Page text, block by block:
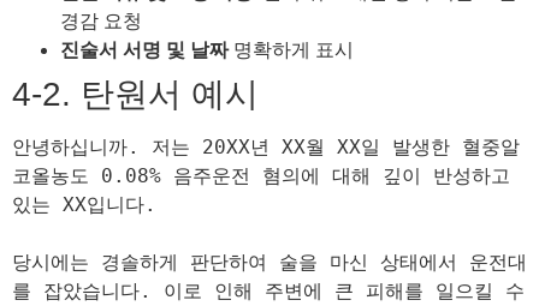
경감 요청
진술서 서명 및 날짜명확하게 표시
4-2. 탄원서 예시
안녕하십니까. 저는 20XX년 XX월 XX일 발생한 혈중알
코올농도 0.08% 음주운전 혐의에 대해 깊이 반성하고
있는 XX입니다.
당시에는 경솔하게 판단하여 술을 마신 상태에서 운전대
를 잡았습니다. 이로 인해 주변에 큰 피해를 일으킬 수